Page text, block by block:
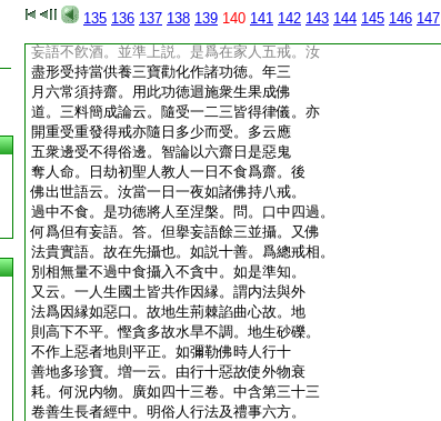
135 136 137 138 139 140 141 142 143 144 145 146 147
不盜是優婆塞戒。能持不 答
能 盡形壽不邪婬不
妄語不飮酒。並準上説。是爲在家人五戒。汝
盡形受持當供養三寶勸化作諸功徳。年三
月六常須持齋。用此功徳迴施衆生果成佛
道。三料簡成論云。隨受一二三皆得律儀。亦
開重受重發得戒亦隨日多少而受。多云應
五衆邊受不得俗邊。智論以六齋日是惡鬼
奪人命。日劫初聖人教人一日不食爲齋。後
佛出世語云。汝當一日一夜如諸佛持八戒。
過中不食。是功徳將人至涅槃。問。口中四過。
何爲但有妄語。答。但擧妄語餘三並攝。又佛
法貴實語。故在先攝也。如説十善。爲總戒相。
別相無量不過中食攝入不貪中。如是準知。
又云。一人生國土皆共作因縁。謂内法與外
法爲因縁如惡口。故地生荊棘諂曲心故。地
則高下不平。慳貪多故水旱不調。地生砂礫。
不作上惡者地則平正。如彌勒佛時人行十
善地多珍寶。増一云。由行十惡故使外物衰
耗。何況内物。廣如四十三卷。中含第三十三
卷善生長者經中。明俗人行法及禮事六方。